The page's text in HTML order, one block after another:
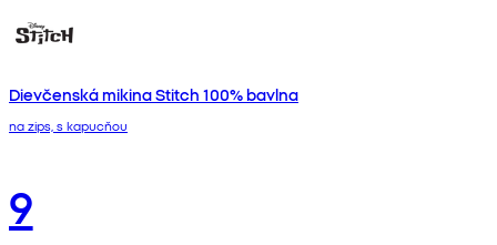
Dievčenská mikina Stitch 100% bavlna
na zips, s kapucňou
9